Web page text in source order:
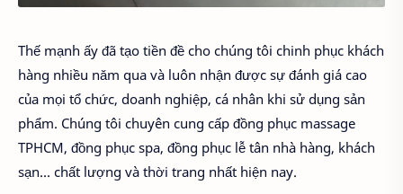
Thế mạnh ấy đã tạo tiền đề cho chúng tôi chinh phục khách
hàng nhiều năm qua và luôn nhận được sự đánh giá cao
của mọi tổ chức, doanh nghiệp, cá nhân khi sử dụng sản
phẩm. Chúng tôi chuyên cung cấp đồng phục massage
TPHCM, đồng phục spa, đồng phục lễ tân nhà hàng, khách
sạn… chất lượng và thời trang nhất hiện nay.